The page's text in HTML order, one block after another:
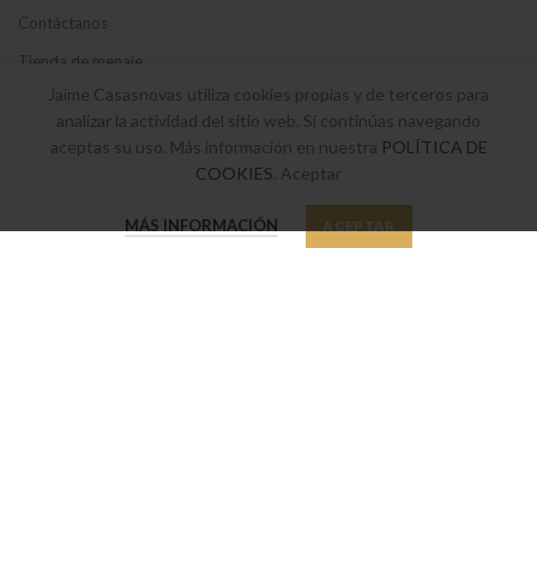
Contáctanos
Tienda de menaje
Envíos y devoluciones
Términos y Condiciones legales
Política de privacidad y cookies
Jaime Casasnovas utiliza cookies propias y de terceros para
analizar la actividad del sitio web. Si continúas navegando
aceptas su uso. Más información en nuestra POLÍTICA DE
COOKIES . Aceptar
MÁS INFORMACIÓN ACEPTAR